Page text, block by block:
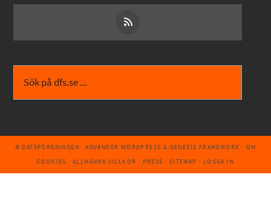
© DATAFÖRENINGEN · ANVÄNDER WORDPRESS & GENESIS FRAMEWORK · OM
COOKIES · ALLMÄNNA VILLKOR · PRESS · SITEMAP · LOGGA IN